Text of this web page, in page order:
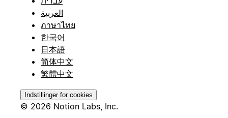
العربية
ภาษาไทย
한국어
日本語
简体中文
繁體中文
Indstillinger for cookies
© 2026 Notion Labs, Inc.